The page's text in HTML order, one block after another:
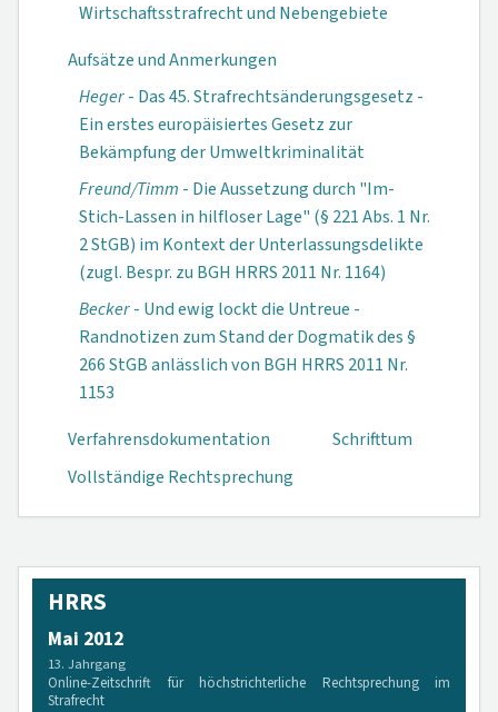
Wirtschaftsstrafrecht und Nebengebiete
Aufsätze und Anmerkungen
Heger- Das 45. Strafrechtsänderungs­gesetz -
Ein erstes europäisiertes Gesetz zur
Bekämpfung der Umweltkriminalität
Freund/Timm - Die Aussetzung durch "Im-
Stich-Lassen in hilfloser Lage" (§ 221 Abs. 1 Nr.
2 StGB) im Kontext der Unterlassungsdelikte
(zugl. Bespr. zu BGH HRRS 2011 Nr. 1164)
Becker- Und ewig lockt die Untreue -
Randnotizen zum Stand der Dogmatik des §
266 StGB anlässlich von BGH HRRS 2011 Nr.
1153
Verfahrensdokumen­tation
Schrifttum
Vollständige Rechtsprechung
HRRS
Mai 2012
13. Jahrgang
Online-Zeitschrift für höchstrichterliche Rechtsprechung im
Strafrecht